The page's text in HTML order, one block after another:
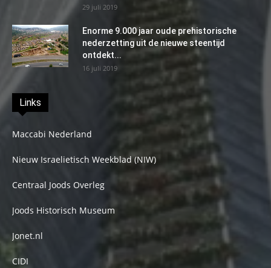
29 juli 2019
Enorme 9.000 jaar oude prehistorische
nederzetting uit de nieuwe steentijd
ontdekt...
16 juli 2019
Links
Maccabi Nederland
Nieuw Israelietisch Weekblad (NIW)
Centraal Joods Overleg
Joods Historisch Museum
Jonet.nl
CIDI